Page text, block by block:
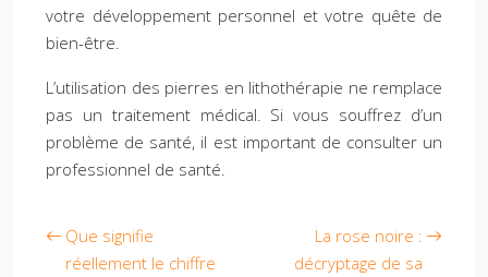
votre développement personnel et votre quête de
bien-être.
L’utilisation des pierres en lithothérapie ne remplace
pas un traitement médical. Si vous souffrez d’un
problème de santé, il est important de consulter un
professionnel de santé.
Que signifie
réellement le chiffre
La rose noire :
décryptage de sa